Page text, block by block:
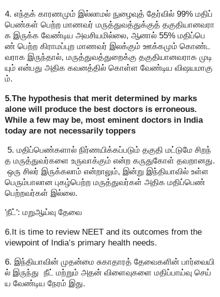
4. எந்தக் காரணமும் இல்லாமல் நுழைவுத் தேர்வில் 99% மதிப்
பெண்கள் பெற்ற மாணவர் மருத்துவத்துக்குத் தகுதியானவரா
க இருக்க வேண்டிய அவசியமில்லை, ஆனால் 55% மதிப்பெ
ண் பெற்ற கிராமப்புற மாணவர் இலக்கும் ஊக்கமும் கொண்ட
வராக இருந்தால், மருத்துவத்துறைக்கு தகுதியானவராக முடி
யும் என்பது அதிக கவனத்தில் கொள்ள வேண்டிய விஷயமாகு
ம்.
5.The hypothesis that merit determined by marks
alone will produce the best doctors is erroneous.
While a few may be, most eminent doctors in India
today are not necessarily toppers
5. மதிப்பெண்களால் நிர்ணயிக்கப்படும் தகுதி மட்டுமே சிறந்
த மருத்துவர்களை உருவாக்கும் என்ற கருதுகோள் தவறானது.
ஒரு சிலர் இருக்கலாம் என்றாலும், இன்று இந்தியாவில் உள்ள
பெரும்பாலான புகழ்பெற்ற மருத்துவர்கள் அதிக மதிப்பெண்
பெற்றவர்கள் இல்லை.
'நீட்': மறுஆய்வு தேவை
6.It is time to review NEET and its outcomes from the
viewpoint of India’s primary health needs.
6. இந்தியாவின் முதன்மை சுகாதாரத் தேவைகளின் பார்வையி
ல் இருந்து நீட் மற்றும் அதன் விளைவுகளை மதிப்பாய்வு செய்
ய வேண்டிய நேரம் இது.